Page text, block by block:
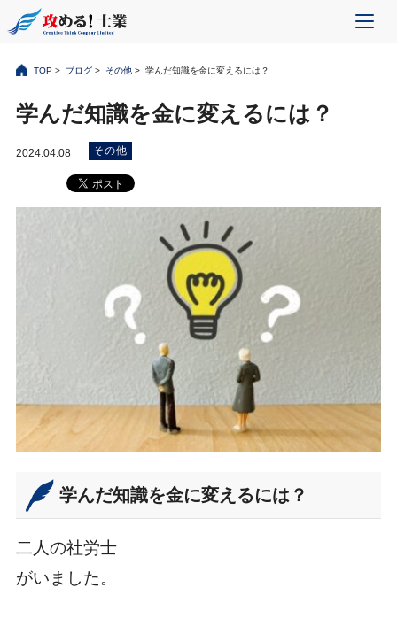
TOP> ブログ> その他> 学んだ知識を金に変えるには？
学んだ知識を金に変えるには？
2024.04.08 その他
学んだ知識を金に変えるには？
二人の社労士
がいました。